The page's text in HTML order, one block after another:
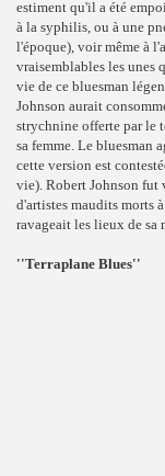
estiment qu'il a été
à la syphilis, ou à une
l'époque), voir même à
vraisemblables les unes
vie de ce bluesman
Johnson aurait
strychnine offerte par le
sa femme. Le bluesman
cette version est
vie). Robert Johnson fut
d'artistes maudits morts
ravageait les lieux de sa
''Terraplane Blues''